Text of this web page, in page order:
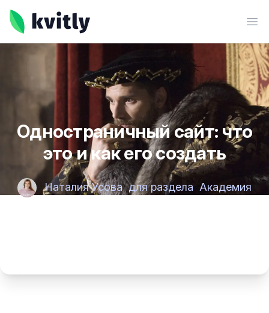
kvitly
Одностраничный сайт: что
это и как его создать
Наталия Усовадля раздела Академия